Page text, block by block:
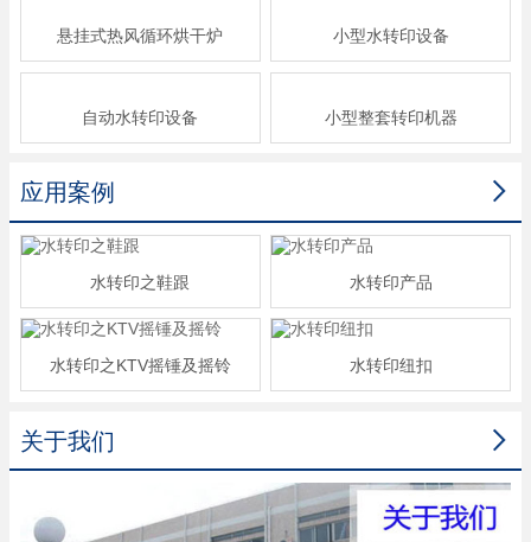
悬挂式热风循环烘干炉 小型水转印设备
自动水转印设备 小型整套转印机器

应用案例
水转印之鞋跟 水转印产品
水转印之KTV摇锤及摇铃 水转印纽扣

关于我们